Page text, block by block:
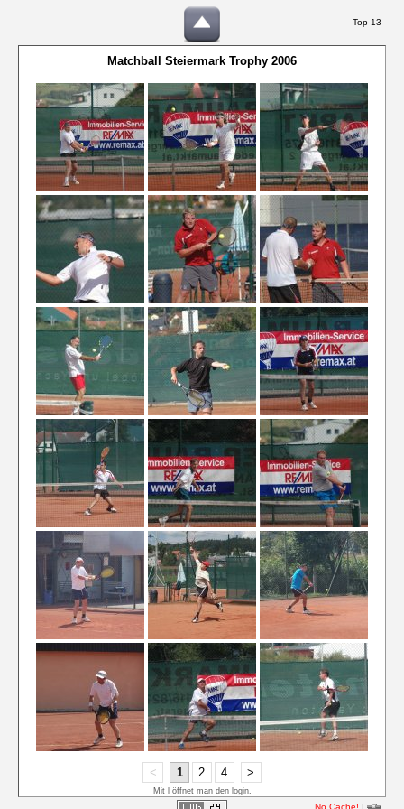
Top 13
Matchball Steiermark Trophy 2006
< 1 2 4 >
Mit l öffnet man den login.
No Cache! |